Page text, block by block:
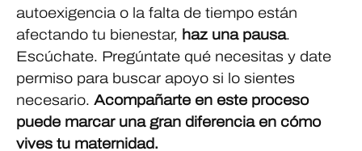
autoexigencia o la falta de tiempo están
afectando tu bienestar, haz una pausa.
Escúchate. Pregúntate qué necesitas y date
permiso para buscar apoyo si lo sientes
necesario. Acompañarte en este proceso
puede marcar una gran diferencia en cómo
vives tu maternidad.